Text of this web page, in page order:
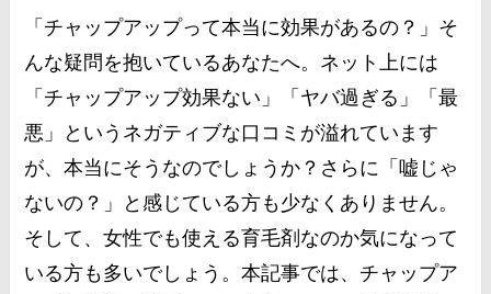
「チャップアップって本当に効果があるの？」そ
んな疑問を抱いているあなたへ。ネット上には
「チャップアップ効果ない」「ヤバ過ぎる」「最
悪」というネガティブな口コミが溢れています
が、本当にそうなのでしょうか？さらに「嘘じゃ
ないの？」と感じている方も少なくありません。
そして、女性でも使える育毛剤なのか気になって
いる方も多いでしょう。本記事では、チャップア